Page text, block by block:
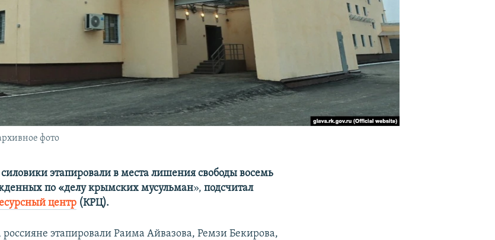
фото
силовики этапировали в места лишения свободы восемь
по «делу крымских мусульман», подсчитал
центр (КРЦ).
этапировали Раима Айвазова, Ремзи Бекирова,